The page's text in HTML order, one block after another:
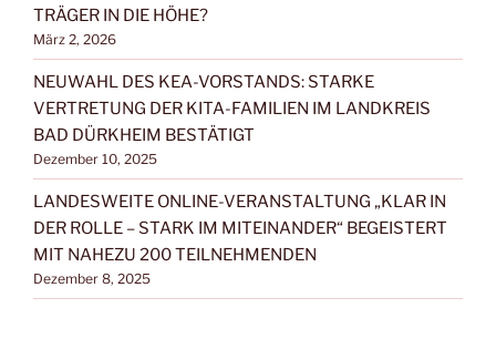
TRÄGER IN DIE HÖHE?
März 2, 2026
NEUWAHL DES KEA-VORSTANDS: STARKE
VERTRETUNG DER KITA-FAMILIEN IM LANDKREIS
BAD DÜRKHEIM BESTÄTIGT
Dezember 10, 2025
LANDESWEITE ONLINE-VERANSTALTUNG „KLAR IN
DER ROLLE – STARK IM MITEINANDER“ BEGEISTERT
MIT NAHEZU 200 TEILNEHMENDEN
Dezember 8, 2025